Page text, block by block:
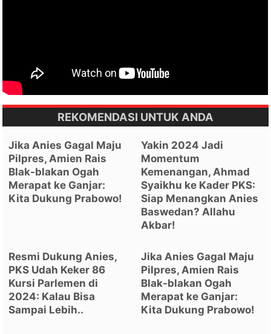
REKOMENDASI UNTUK ANDA
Jika Anies Gagal Maju
Pilpres, Amien Rais
Blak-blakan Ogah
Merapat ke Ganjar:
Kita Dukung Prabowo!
Yakin 2024 Jadi
Momentum
Kemenangan, Ahmad
Syaikhu ke Kader PKS:
Siap Menangkan Anies
Baswedan? Allahu
Akbar!
Resmi Dukung Anies,
PKS Udah Keker 86
Kursi Parlemen di
2024: Kalau Bisa
Sampai Lebih..
Jika Anies Gagal Maju
Pilpres, Amien Rais
Blak-blakan Ogah
Merapat ke Ganjar:
Kita Dukung Prabowo!